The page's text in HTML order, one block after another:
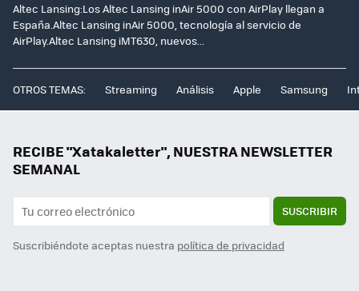
Altec Lansing:Los Altec Lansing inAir 5000 con AirPlay llegan a
España.Altec Lansing inAir 5000, tecnología al servicio de
AirPlay.Altec Lansing iMT630, nuevos...
OTROS TEMAS: Streaming Análisis Apple Samsung
RECIBE "Xatakaletter", NUESTRA NEWSLETTER
SEMANAL
SUSCRIBIR
Suscribiéndote aceptas nuestra política de privacidad